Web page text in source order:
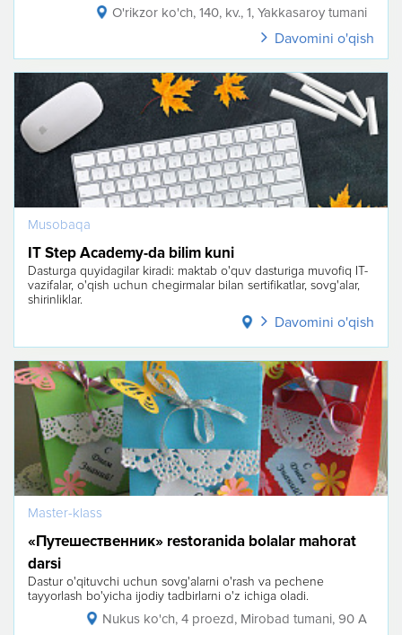
O'rikzor ko'ch, 140, kv., 1, Yakkasaroy tumani
Davomini o'qish
Musobaqa
IT Step Academy-da bilim kuni
Dasturga quyidagilar kiradi: maktab o'quv dasturiga muvofiq IT-
vazifalar, o'qish uchun chegirmalar bilan sertifikatlar, sovg'alar,
shirinliklar.
Davomini o'qish
Master-klass
«Путешественник» restoranida bolalar mahorat
darsi
Dastur o'qituvchi uchun sovg'alarni o'rash va pechene
tayyorlash bo'yicha ijodiy tadbirlarni o'z ichiga oladi.
Nukus ko'ch, 4 proezd, Mirobad tumani, 90 A